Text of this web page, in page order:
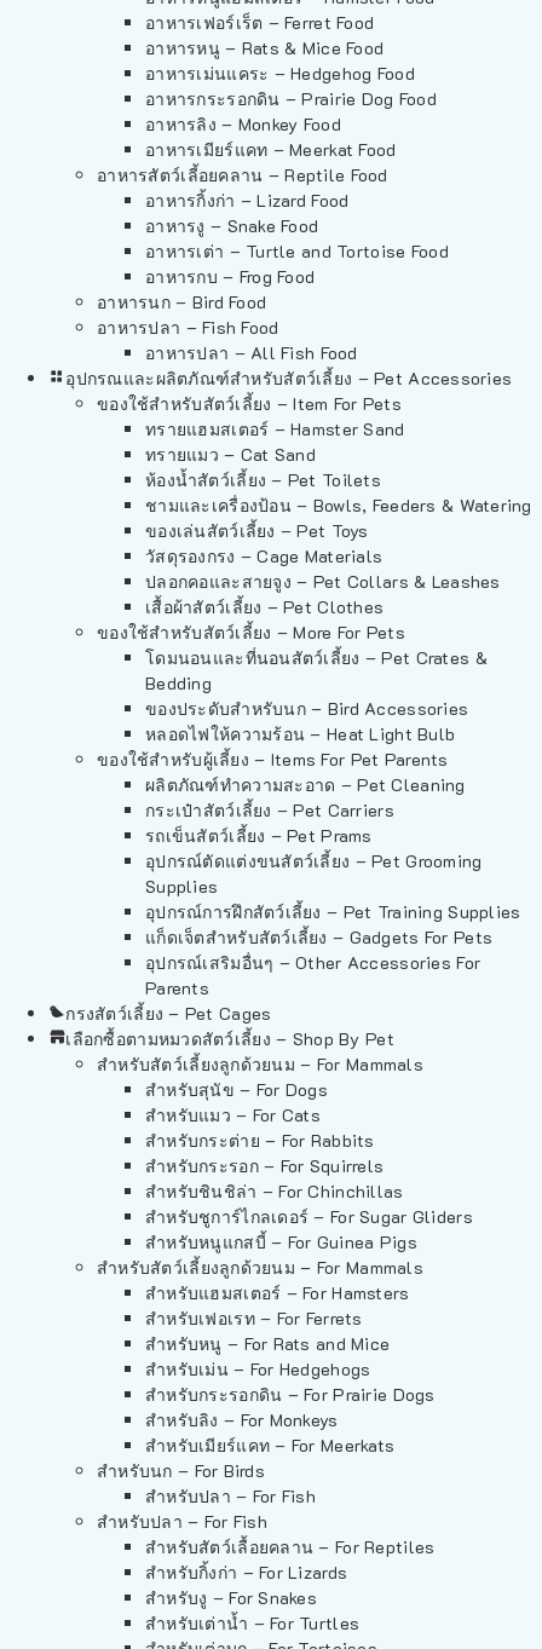
อาหารเฟอร์เร็ต – Ferret Food
อาหารหนู – Rats & Mice Food
อาหารเม่นแคระ – Hedgehog Food
อาหารกระรอกดิน – Prairie Dog Food
อาหารลิง – Monkey Food
อาหารเมียร์แคท – Meerkat Food
อาหารสัตว์เลี้อยคลาน – Reptile Food
อาหารกิ้งก่า – Lizard Food
อาหารงู – Snake Food
อาหารเต่า – Turtle and Tortoise Food
อาหารกบ – Frog Food
อาหารนก – Bird Food
อาหารปลา – Fish Food
อาหารปลา – All Fish Food
อุปกรณและผลิตภัณฑ์สำหรับสัตว์เลี้ยง – Pet Accessories
ของใช้สำหรับสัตว์เลี้ยง – Item For Pets
ทรายแฮมสเตอร์ – Hamster Sand
ทรายแมว – Cat Sand
ห้องน้ำสัตว์เลี้ยง – Pet Toilets
ชามและเครื่องป้อน – Bowls, Feeders & Watering
ของเล่นสัตว์เลี้ยง – Pet Toys
วัสดุรองกรง – Cage Materials
ปลอกคอและสายจูง – Pet Collars & Leashes
เสื้อผ้าสัตว์เลี้ยง – Pet Clothes
ของใช้สำหรับสัตว์เลี้ยง – More For Pets
โดมนอนและที่นอนสัตว์เลี้ยง – Pet Crates &
Bedding
ของประดับสำหรับนก – Bird Accessories
หลอดไฟให้ความร้อน – Heat Light Bulb
ของใช้สำหรับผู้เลี้ยง – Items For Pet Parents
ผลิตภัณฑ์ทำความสะอาด – Pet Cleaning
กระเป๋าสัตว์เลี้ยง – Pet Carriers
รถเข็นสัตว์เลี้ยง – Pet Prams
อุปกรณ์ตัดแต่งขนสัตว์เลี้ยง – Pet Grooming
Supplies
อุปกรณ์การฝึกสัตว์เลี้ยง – Pet Training Supplies
แก็ดเจ็ตสำหรับสัตว์เลี้ยง – Gadgets For Pets
อุปกรณ์เสริมอื่นๆ – Other Accessories For
Parents
กรงสัตว์เลี้ยง – Pet Cages
เลือกซื้อตามหมวดสัตว์เลี้ยง – Shop By Pet
สำหรับสัตว์เลี้ยงลูกด้วยนม – For Mammals
สำหรับสุนัข – For Dogs
สำหรับแมว – For Cats
สำหรับกระต่าย – For Rabbits
สำหรับกระรอก – For Squirrels
สำหรับชินชิล่า – For Chinchillas
สำหรับชูการ์ไกลเดอร์ – For Sugar Gliders
สำหรับหนูแกสบี้ – For Guinea Pigs
สำหรับสัตว์เลี้ยงลูกด้วยนม – For Mammals
สำหรับแฮมสเตอร์ – For Hamsters
สำหรับเฟอเรท – For Ferrets
สำหรับหนู – For Rats and Mice
สำหรับเม่น – For Hedgehogs
สำหรับกระรอกดิน – For Prairie Dogs
สำหรับลิง – For Monkeys
สำหรับเมียร์แคท – For Meerkats
สำหรับนก – For Birds
สำหรับปลา – For Fish
สำหรับปลา – For Fish
สำหรับสัตว์เลื้อยคลาน – For Reptiles
สำหรับกิ้งก่า – For Lizards
สำหรับงู – For Snakes
สำหรับเต่าน้ำ – For Turtles